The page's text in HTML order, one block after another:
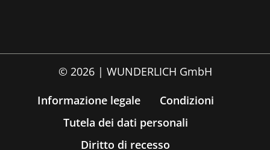
© 2026 | WUNDERLICH GmbH
Informazione legale
Condizioni
Tutela dei dati personali
Diritto di recesso